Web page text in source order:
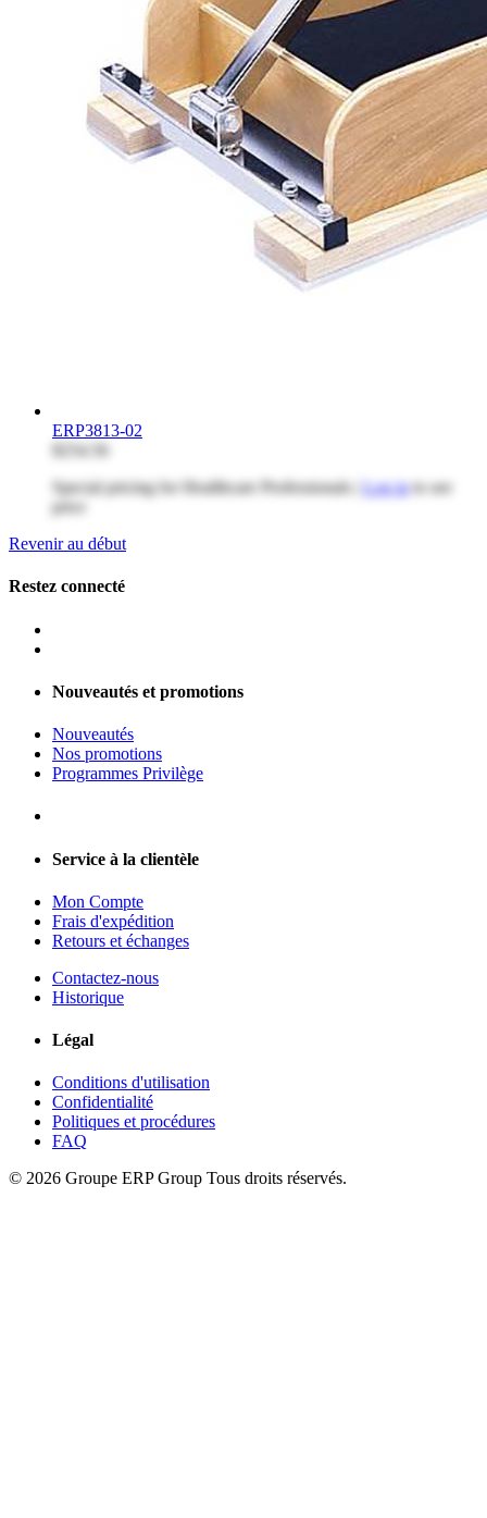
ERP3813-02
$254.56
Special pricing for Healthcare Professionals | Log into see
price
Revenir au début
Restez connecté
Nouveautés et promotions
Nouveautés
Nos promotions
Programmes Privilège
Service à la clientèle
Mon Compte
Frais d'expédition
Retours et échanges
Contactez-nous
Historique
Légal
Conditions d'utilisation
Confidentialité
Politiques et procédures
FAQ
© 2026 Groupe ERP Group Tous droits réservés.